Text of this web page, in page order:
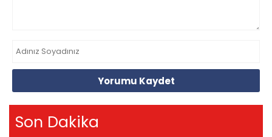
Yorumu Kaydet
Son Dakika